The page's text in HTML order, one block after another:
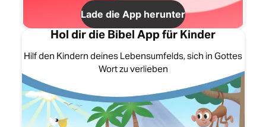
Lade die App herunter
Hol dir die Bibel App für Kinder
Hilf den Kindern deines Lebensumfelds, sich in Gottes
Wort zu verlieben